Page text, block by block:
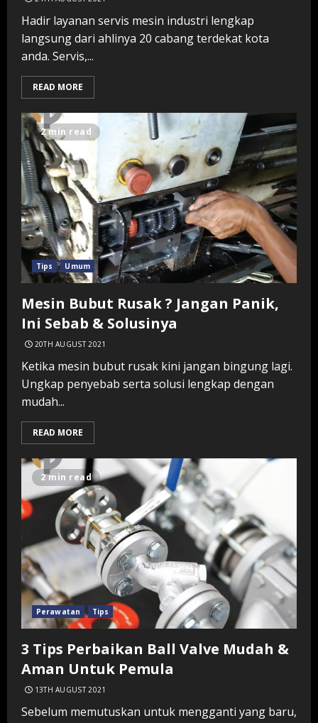
Hadir layanan servis mesin industri lengkap
langsung dari ahlinya 20 cabang terdekat kota
anda. Servis,...
READ MORE
2 min read
Tips Umum
Mesin Bubut Rusak ? Jangan Panik,
Ini Sebab & Solusinya
20TH AUGUST 2021
Ketika mesin bubut rusak kini jangan bingung lagi.
Ungkap penyebab serta solusi lengkap dengan
mudah...
READ MORE
2 min read
Perawatan Tips
3 Tips Perbaikan Ball Valve Mudah &
Aman Untuk Pemula
13TH AUGUST 2021
Sebelum memutuskan untuk mengganti yang baru,